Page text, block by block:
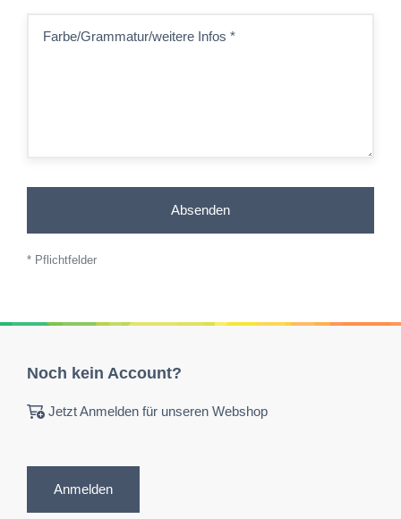
Farbe/Grammatur/weitere Infos *
Absenden
* Pflichtfelder
Noch kein Account?
Jetzt Anmelden für unseren Webshop
Anmelden